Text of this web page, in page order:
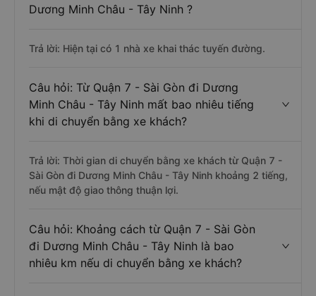
Dương Minh Châu - Tây Ninh ?
Trả lời: Hiện tại có 1 nhà xe khai thác tuyến đường.
Câu hỏi: Từ Quận 7 - Sài Gòn đi Dương
Minh Châu - Tây Ninh mất bao nhiêu tiếng
khi di chuyển bằng xe khách?
Trả lời: Thời gian di chuyển bằng xe khách từ Quận 7 -
Sài Gòn đi Dương Minh Châu - Tây Ninh khoảng 2 tiếng,
nếu mật độ giao thông thuận lợi.
Câu hỏi: Khoảng cách từ Quận 7 - Sài Gòn
đi Dương Minh Châu - Tây Ninh là bao
nhiêu km nếu di chuyển bằng xe khách?